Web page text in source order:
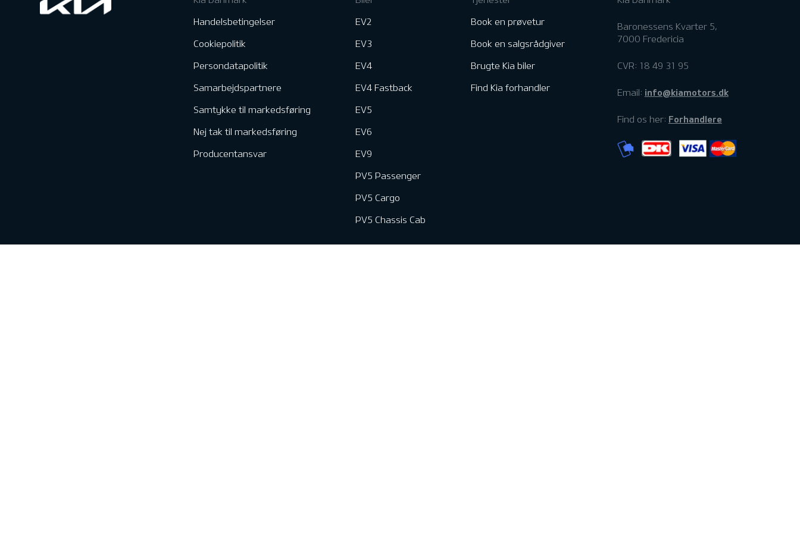
Handelsbetingelser
Cookiepolitik
Persondatapolitik
Samarbejdspartnere
Samtykke til markedsføring
Nej tak til markedsføring
Producentansvar
EV2
EV3
EV4
EV4 Fastback
EV5
EV6
EV9
PV5 Passenger
PV5 Cargo
PV5 Chassis Cab
Book en prøvetur
Book en salgsrådgiver
Brugte Kia biler
Find Kia forhandler
Baronessens Kvarter 5,
7000 Fredericia
CVR: 18 49 31 95
Email: info@kiamotors.dk
Find os her: Forhandlere